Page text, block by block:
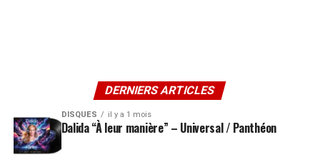
DERNIERS ARTICLES
DISQUES il y a 1 mois
Dalida “À leur manière” – Universal / Panthéon